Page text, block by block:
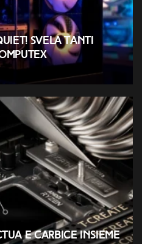
quiet! svela tanti
e Carbice insieme